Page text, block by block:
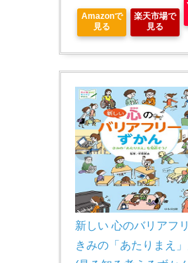
Amazonで
見る
楽天市場で
見る
新しい 心のバリアフ
きみの「あたりまえ